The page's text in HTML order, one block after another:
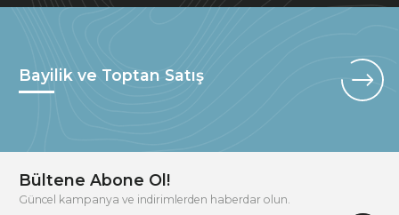
Bayilik ve Toptan Satış
Bültene Abone Ol!
Güncel kampanya ve indirimlerden haberdar olun.